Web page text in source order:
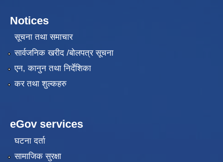
Notices
सूचना तथा समाचार
सार्वजनिक खरीद /बोलपत्र सूचना
एन, कानुन तथा निर्देशिका
कर तथा शुल्कहरु
eGov services
घटना दर्ता
सामाजिक सुरक्षा